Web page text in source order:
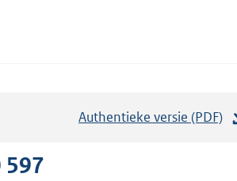
Authentieke versie (PDF)
597